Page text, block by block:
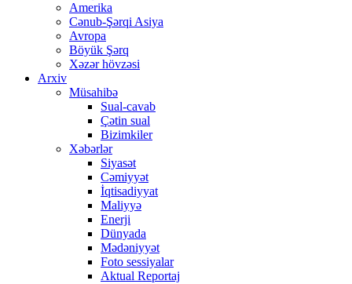
Amerika
Cənub-Şərqi Asiya
Avropa
Böyük Şərq
Xəzər hövzəsi
Arxiv
Müsahibə
Sual-cavab
Çətin sual
Bizimkiler
Xəbərlər
Siyasət
Cəmiyyət
İqtisadiyyat
Maliyyə
Enerji
Dünyada
Mədəniyyət
Foto sessiyalar
Aktual Reportaj